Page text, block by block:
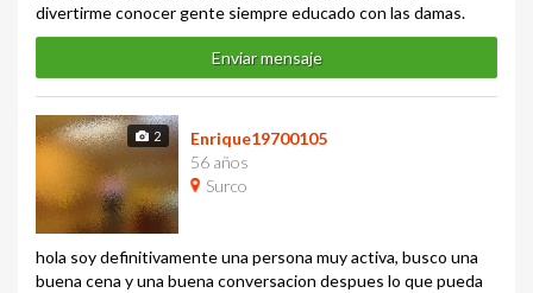
divertirme conocer gente siempre educado con las damas.
Enviar mensaje
2
Enrique19700105
56 años
Surco
hola soy definitivamente una persona muy activa, busco una
buena cena y una buena conversacion despues lo que pueda